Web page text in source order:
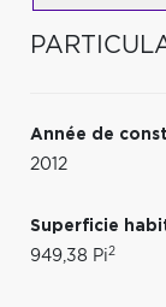
Année de
2012
Superficie
949,38 Pi2